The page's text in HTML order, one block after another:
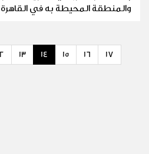
والمنطقة المحيطة به في القاهرة
13 14 15 16 17